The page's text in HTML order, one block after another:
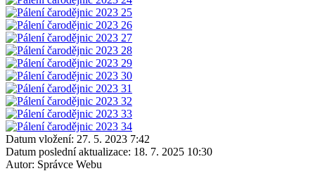
Datum vložení: 27. 5. 2023 7:42
Datum poslední aktualizace: 18. 7. 2025 10:30
Autor: Správce Webu